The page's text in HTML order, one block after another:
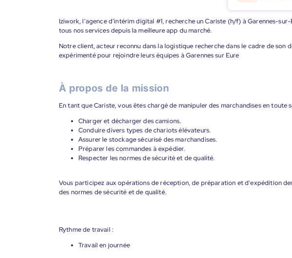
Iziwork, l'agence d’intérim digital #1, recherche un Cariste (h/f) à Garennes-
tous nos services depuis la meilleure app du marché.
Notre client, acteur reconnu dans la logistique recherche dans le cadre de son
expérimenté pour rejoindre leurs équipes à Garennes sur Eure
À propos de la mission
En tant que Cariste, vous êtes chargé de manipuler des marchandises en
Charger et décharger des camions.
Conduire divers types de chariots élévateurs.
Assurer le stockage sécurisé des marchandises.
Préparer les commandes à expédier.
Respecter les normes de sécurité et de qualité.
Vous participez aux opérations de réception, de préparation et d'expédition
des normes de sécurité et de qualité.
Rythme de travail :
Travail en journée